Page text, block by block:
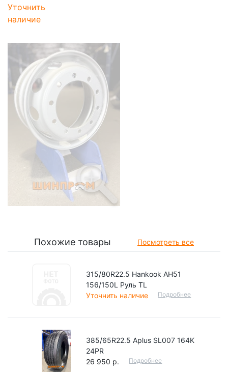
Уточнить
наличие
Похожие товары Посмотреть все
315/80R22.5 Hankook AH51
156/150L Руль TL
Уточнить наличие
Подробнее
385/65R22.5 Aplus SL007 164K
24PR
26 950 р.
Подробнее